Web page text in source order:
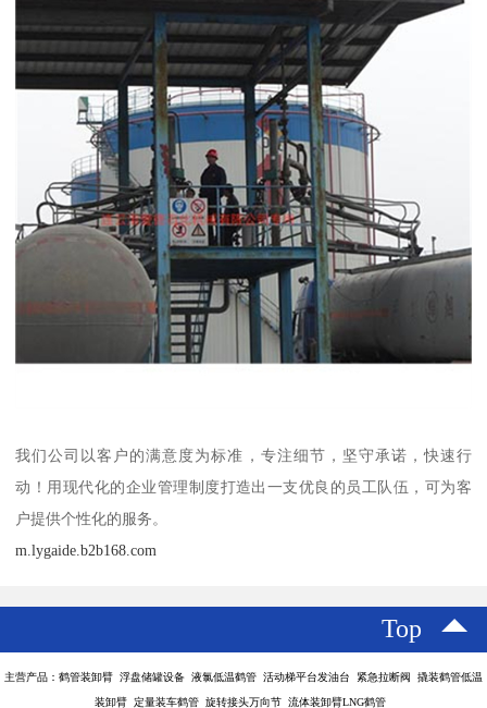
我们公司以客户的满意度为标准，专注细节，坚守承诺，快速行
动！用现代化的企业管理制度打造出一支优良的员工队伍，可为客
户提供个性化的服务。
m.lygaide.b2b168.com
Top
主营产品：鹤管装卸臂 浮盘储罐设备 液氯低温鹤管 活动梯平台发油台 紧急拉断阀 撬装鹤管低温
装卸臂 定量装车鹤管 旋转接头万向节 流体装卸臂LNG鹤管